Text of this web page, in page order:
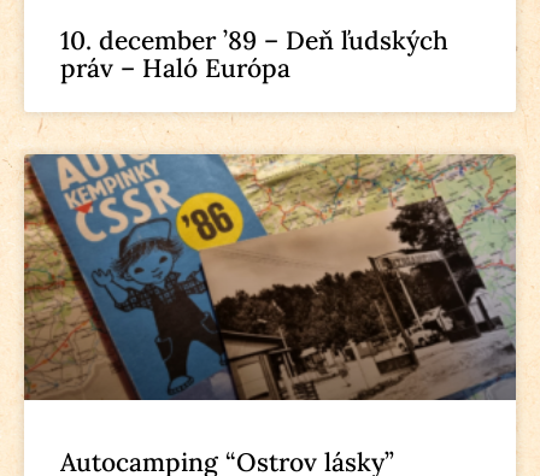
10. december ’89 – Deň ľudských
práv – Haló Európa
Autocamping “Ostrov lásky”